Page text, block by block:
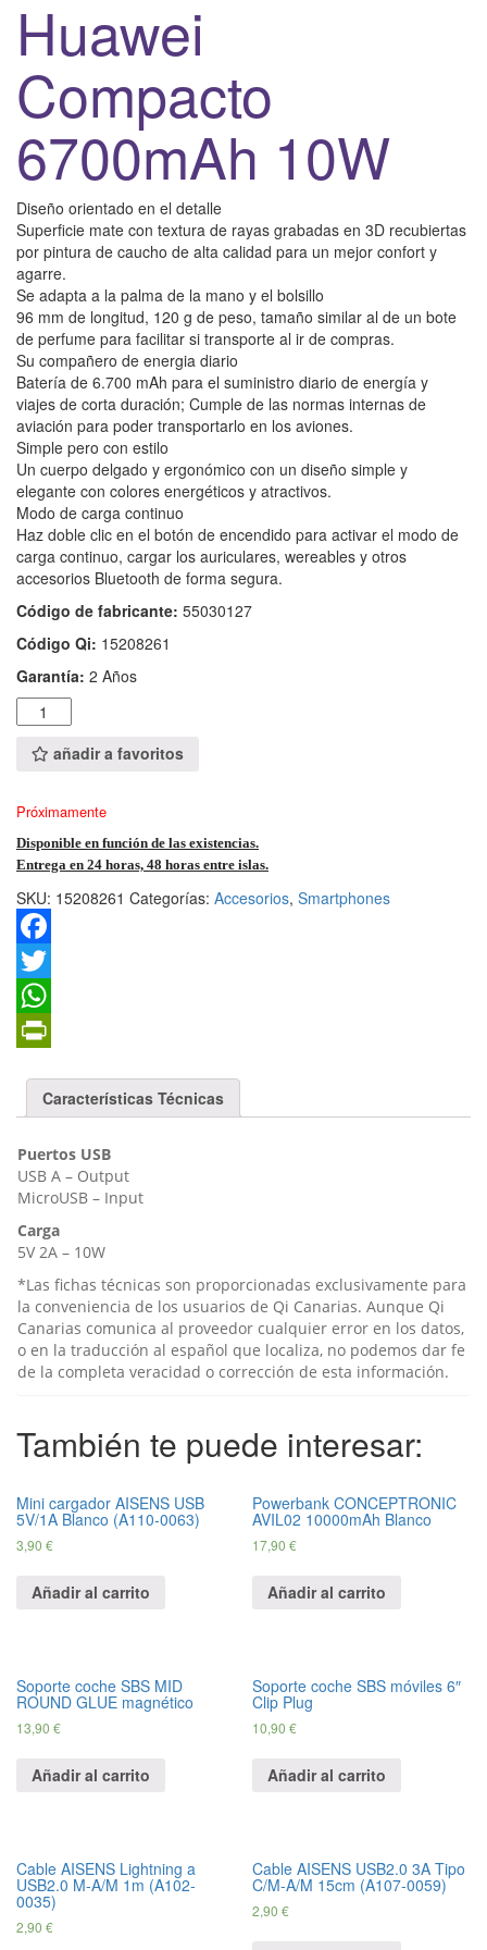
Huawei
Compacto
6700mAh 10W
Diseño orientado en el detalle
Superficie mate con textura de rayas grabadas en 3D recubiertas
por pintura de caucho de alta calidad para un mejor confort y
agarre.
Se adapta a la palma de la mano y el bolsillo
96 mm de longitud, 120 g de peso, tamaño similar al de un bote
de perfume para facilitar si transporte al ir de compras.
Su compañero de energia diario
Batería de 6.700 mAh para el suministro diario de energía y
viajes de corta duración; Cumple de las normas internas de
aviación para poder transportarlo en los aviones.
Simple pero con estilo
Un cuerpo delgado y ergonómico con un diseño simple y
elegante con colores energéticos y atractivos.
Modo de carga continuo
Haz doble clic en el botón de encendido para activar el modo de
carga continuo, cargar los auriculares, wereables y otros
accesorios Bluetooth de forma segura.
Código de fabricante: 55030127
Código Qi: 15208261
Garantía: 2 Años
Cantidad
añadir a favoritos
Próximamente
Disponible en función de las existencias.
Entrega en 24 horas, 48 horas entre islas.
SKU: 15208261 Categorías: Accesorios, Smartphones
F
a
c
o
k
T
w
e
r
W
s
A
p
p
n
t
F
r
i
e
n
Características Técnicas
Puertos USB
USB A – Output
MicroUSB – Input
Carga
5V 2A – 10W
*Las fichas técnicas son proporcionadas exclusivamente para
la conveniencia de los usuarios de Qi Canarias. Aunque Qi
Canarias comunica al proveedor cualquier error en los datos,
o en la traducción al español que localiza, no podemos dar fe
de la completa veracidad o corrección de esta información.
También te puede interesar:
Mini cargador AISENS USB
5V/1A Blanco (A110-0063)
3,90 €
Añadir al carrito
Powerbank CONCEPTRONIC
AVIL02 10000mAh Blanco
17,90 €
Añadir al carrito
Soporte coche SBS MID
ROUND GLUE magnético
13,90 €
Añadir al carrito
Soporte coche SBS móviles 6″
Clip Plug
10,90 €
Añadir al carrito
Cable AISENS Lightning a
USB2.0 M-A/M 1m (A102-
0035)
2,90 €
Cable AISENS USB2.0 3A Tipo
C/M-A/M 15cm (A107-0059)
2,90 €